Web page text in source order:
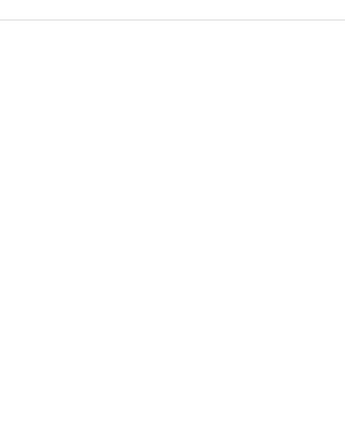
Tipo T